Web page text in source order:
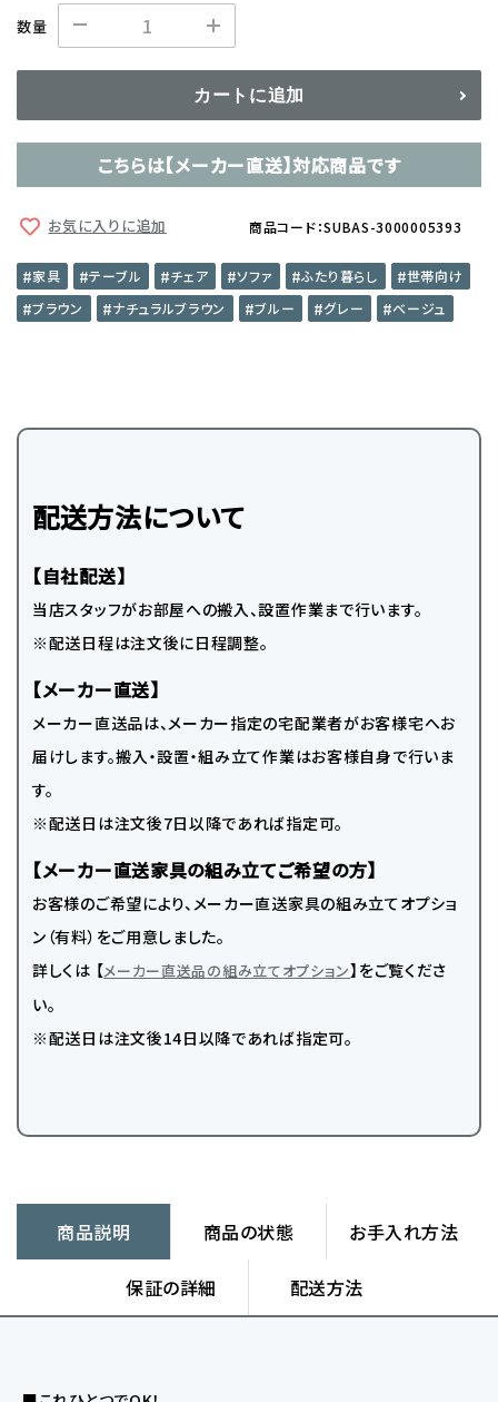
数量
カートに追加
こちらは【メーカー直送】対応商品です
お気に入りに追加 商品コード：SUBAS-3000005393
家具 テーブル チェア ソファ ふたり暮らし
世帯向け
ブラウン
ナチュラルブラウン ブルー グレー ベージュ
配送方法について
【自社配送】
当店スタッフがお部屋への搬入、設置作業まで行います。
※配送日程は注文後に日程調整。
【メーカー直送】
メーカー直送品は、メーカー指定の宅配業者がお客様宅へお
届けします。搬入・設置・組み立て作業はお客様自身で行いま
す。
※配送日は注文後7日以降であれば指定可。
【メーカー直送家具の組み立てご希望の方】
お客様のご希望により、メーカー直送家具の組み立てオプショ
ン（有料）をご用意しました。
詳しくは 【メーカー直送品の組み立てオプション】をご覧くださ
い。
※配送日は注文後14日以降であれば指定可。
商品説明 商品の状態 お手入れ方法
保証の詳細 配送方法